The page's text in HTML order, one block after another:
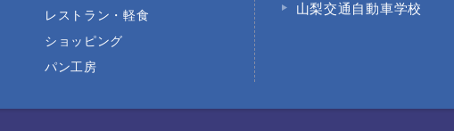
レストラン・軽食
ショッピング
パン工房
山梨交通自動車学校